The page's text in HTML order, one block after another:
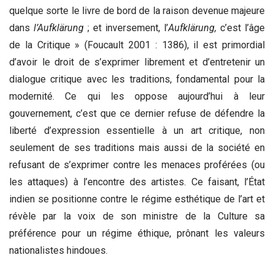
quelque sorte le livre de bord de la raison devenue majeure
dans l’Aufklärung ; et inversement, l’Aufklärung, c’est l’âge
de la Critique » (Foucault 2001 : 1386), il est primordial
d’avoir le droit de s’exprimer librement et d’entretenir un
dialogue critique avec les traditions, fondamental pour la
modernité. Ce qui les oppose aujourd’hui à leur
gouvernement, c’est que ce dernier refuse de défendre la
liberté d’expression essentielle à un art critique, non
seulement de ses traditions mais aussi de la société en
refusant de s’exprimer contre les menaces proférées (ou
les attaques) à l’encontre des artistes. Ce faisant, l’État
indien se positionne contre le régime esthétique de l’art et
révèle par la voix de son ministre de la Culture sa
préférence pour un régime éthique, prônant les valeurs
nationalistes hindoues.